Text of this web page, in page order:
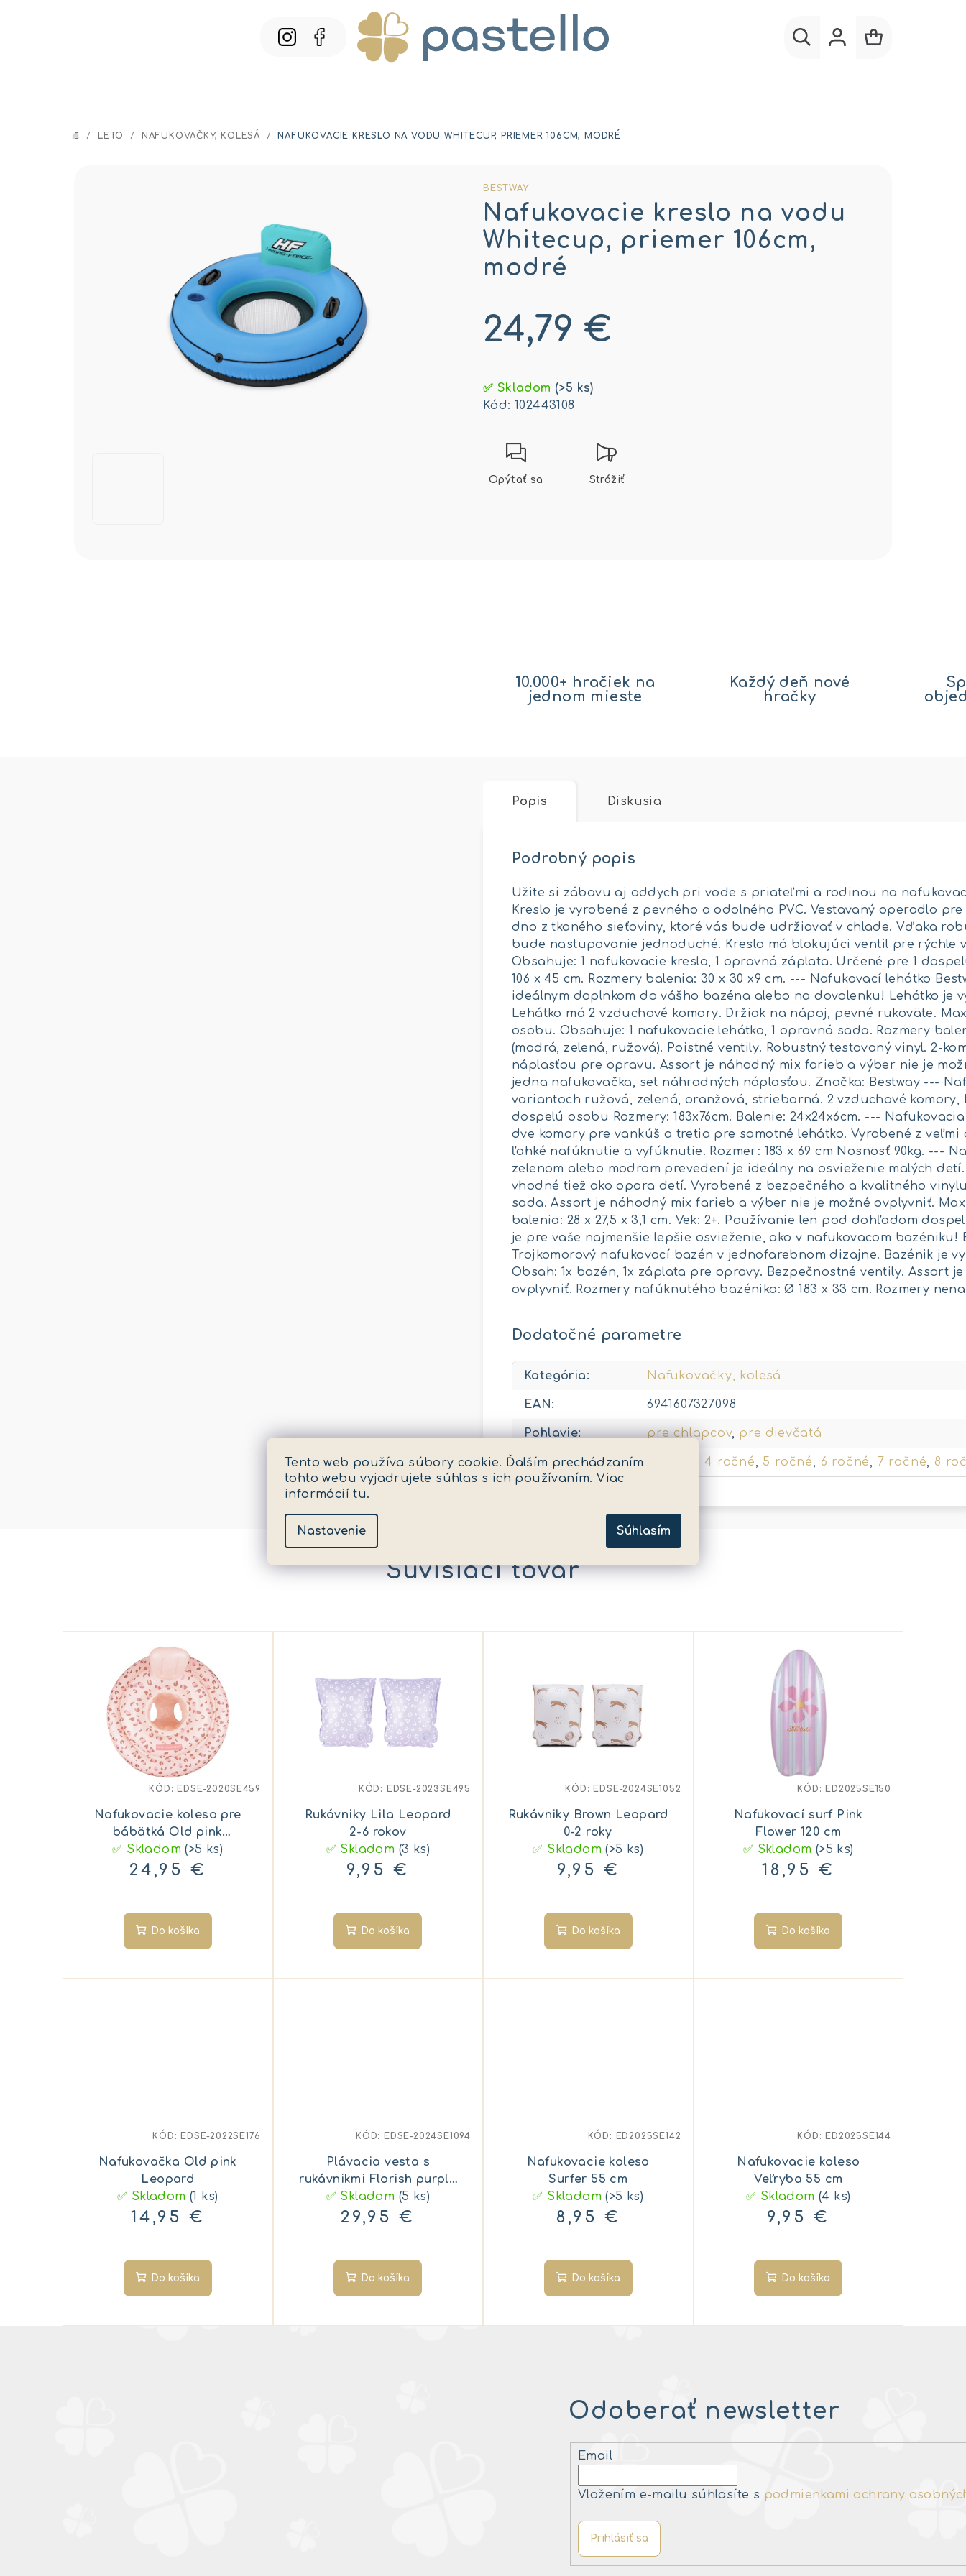
Tento web používa súbory cookie. Ďalším prechádzaním
tohto webu vyjadrujete súhlas s ich používaním. Viac
informáciítu.
Nastavenie Súhlasím
DOMOV
/ LETO / NAFUKOVAČKY, KOLESÁ / NAFUKOVACIE KRESLO NA VODU WHITECUP, PRIEMER 106CM, MODRÉ
BESTWAY
Nafukovacie kreslo na vodu
Whitecup, priemer 106cm,
modré
24,79 €
cena:
✅ Skladom (>5 ks)
Kód: 102443108
Opýtať sa Strážiť
10.000+ hračiek na
jednom mieste
Každý deň nové
hračky
Popis Diskusia
Podrobný popis
Užite si zábavu aj oddych pri vode s priateľmi a rodinou na
Kreslo je vyrobené z pevného a odolného PVC. Vestavaný operadlo
dno z tkaného sieťoviny, ktoré vás bude udržiavať v chlade. Vďaka
bude nastupovanie jednoduché. Kreslo má blokujúci ventil pre rýchle
Obsahuje: 1 nafukovacie kreslo, 1 opravná záplata. Určené pre 1
106 x 45 cm. Rozmery balenia: 30 x 30 x9 cm. --- Nafukovací lehátko
ideálnym doplnkom do vášho bazéna alebo na dovolenku! Lehátko je
Lehátko má 2 vzduchové komory. Držiak na nápoj, pevné rukoväte.
osobu. Obsahuje: 1 nafukovacie lehátko, 1 opravná sada. Rozmery
(modrá, zelená, ružová). Poistné ventily. Robustný testovaný vinyl. 2-
náplasťou pre opravu. Assort je náhodný mix farieb a výber nie je
jedna nafukovačka, set náhradných náplasťou. Značka: Bestway ---
variantoch ružová, zelená, oranžová, strieborná. 2 vzduchové komory,
dospelú osobu Rozmery: 183x76cm. Balenie: 24x24x6cm. ---
dve komory pre vankúš a tretia pre samotné lehátko. Vyrobené z
ľahké nafúknutie a vyfúknutie. Rozmer: 183 x 69 cm Nosnosť 90kg. ---
zelenom alebo modrom prevedení je ideálny na osvieženie malých
vhodné tiež ako opora detí. Vyrobené z bezpečného a kvalitného
sada. Assort je náhodný mix farieb a výber nie je možné ovplyvniť. Max.
balenia: 28 x 27,5 x 3,1 cm. Vek: 2+. Používanie len pod dohľadom
je pre vaše najmenšie lepšie osvieženie, ako v nafukovacom bazéniku!
Trojkomorový nafukovací bazén v jednofarebnom dizajne. Bazénik je
Obsah: 1x bazén, 1x záplata pre opravy. Bezpečnostné ventily. Assort
ovplyvniť. Rozmery nafúknutého bazénika: Ø 183 x 33 cm. Rozmery nena
Dodatočné parametre
Kategória: Nafukovačky, kolesá
EAN: 6941607327098
Pohlavie: pre chlapcov, pre dievčatá
Vek (v rokoch): ,4 ročné, 5 ročné, 6 ročné, 7 ročné, 8
Súvisiaci tovar
Nafukovacie koleso pre
bábätká Old pink
Leopard
✅ Skladom(>5 ks)
24,95 €
Do košíka
KÓD: EDSE-2020SE459
Rukávniky Lila Leopard
2-6 rokov
✅ Skladom (3 ks)
9,95 €
Do košíka
KÓD: EDSE-2023SE495
Rukávniky Brown Leopard
0-2 roky
✅ Skladom(>5 ks)
9,95 €
Do košíka
KÓD: EDSE-2024SE1052
Nafukovací surf Pink
Flower 120 cm
✅ Skladom (>5 ks)
18,95 €
Do košíka
KÓD: ED2025SE150
Nafukovačka Old pink
Leopard
✅ Skladom(1 ks)
14,95 €
Do košíka
KÓD: EDSE-2022SE176
Plávacia vesta s
rukávnikmi Florish purple
2–6 rokov
✅ Skladom (5 ks)
29,95 €
Do košíka
KÓD: EDSE-2024SE1094
Nafukovacie koleso
Surfer 55 cm
✅ Skladom(>5 ks)
8,95 €
Do košíka
KÓD: ED2025SE142
Nafukovacie koleso
Veľryba 55 cm
✅ Skladom(4 ks)
9,95 €
Do košíka
KÓD: ED2025SE144
Odoberať newsletter
Email
Vložením e-mailu súhlasíte s podmienkami ochrany
Prihlásiť sa